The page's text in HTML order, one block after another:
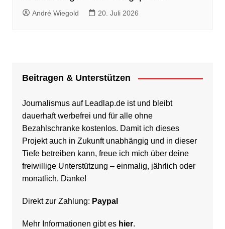
André Wiegold 20. Juli 2026
Beitragen & Unterstützen
Journalismus auf Leadlap.de ist und bleibt
dauerhaft werbefrei und für alle ohne
Bezahlschranke kostenlos. Damit ich dieses
Projekt auch in Zukunft unabhängig und in dieser
Tiefe betreiben kann, freue ich mich über deine
freiwillige Unterstützung – einmalig, jährlich oder
monatlich. Danke!
Direkt zur Zahlung: Paypal
Mehr Informationen gibt es hier.